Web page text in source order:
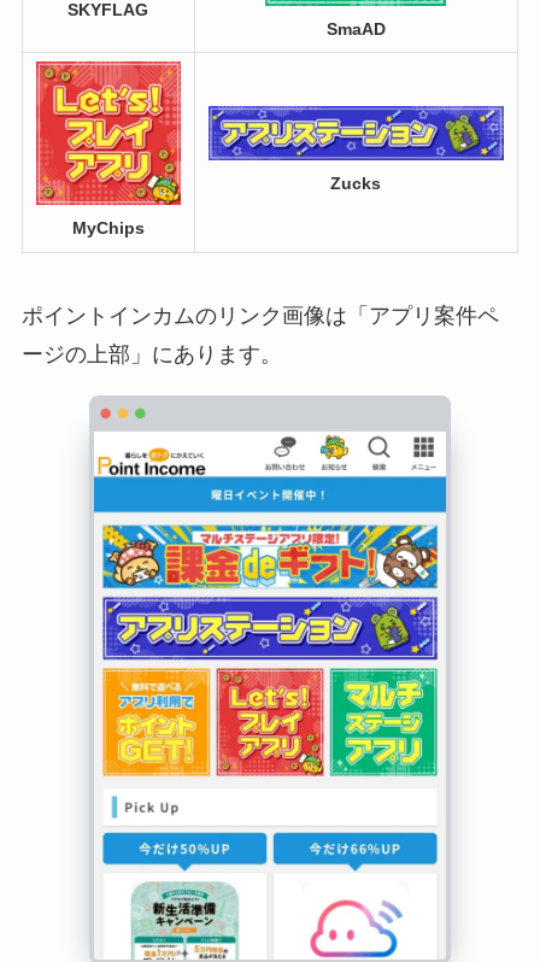
SKYFLAG
SmaAD
MyChips
Zucks
ポイントインカムのリンク画像は「アプリ案件ペ
ージの上部」にあります。